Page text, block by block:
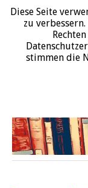
START
Diese Seite
zu
stimmen die